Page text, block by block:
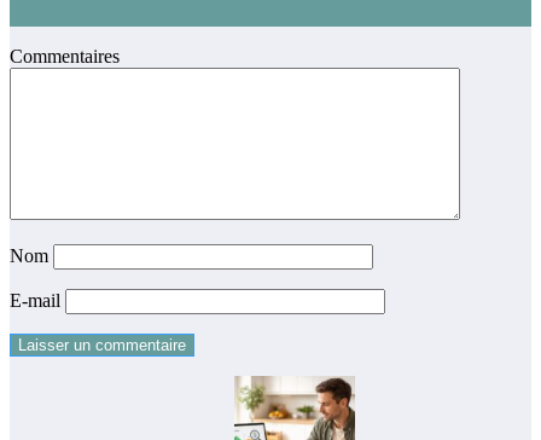
Commentaires
Nom
E-mail